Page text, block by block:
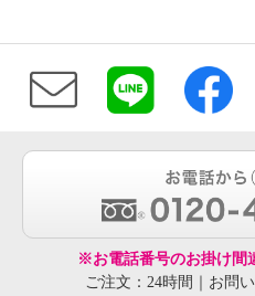
※お電話番号のお掛け間
ご注文：24時間｜お問